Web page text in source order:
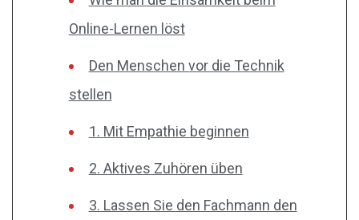
Online-Lernen löst
Den Menschen vor die Technik
stellen
1. Mit Empathie beginnen
2. Aktives Zuhören üben
3. Lassen Sie den Fachmann den